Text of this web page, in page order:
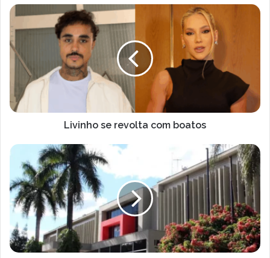
Livinho
revolta
com
boatos
Livinho se revolta com boatos
Hemocentro
abre
vagas
na
região